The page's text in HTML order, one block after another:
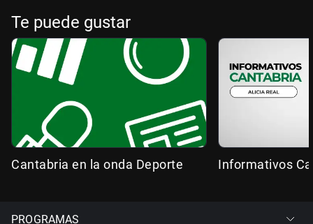
Te puede gustar
Cantabria en la onda Deporte Informativos
PROGRAMAS